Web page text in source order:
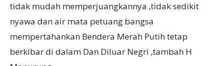
tidak mudah memperjuangkannya ,tidak sedikit
nyawa dan air mata petuang bangsa
mempertahankan Bendera Merah Putih tetap
berkibar di dalam Dan Diluar Negri ,tambah H